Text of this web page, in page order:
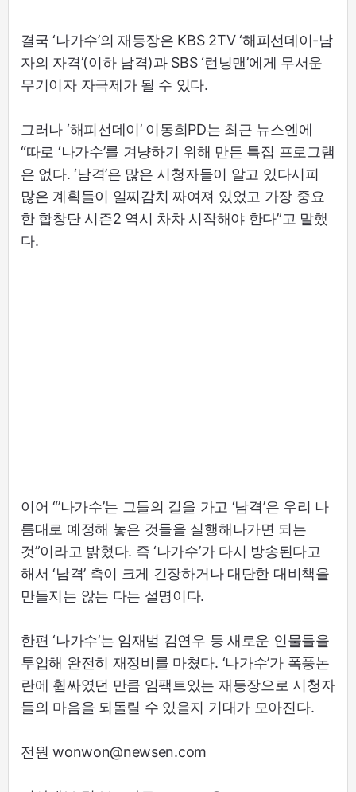
결국 ‘나가수’의 재등장은 KBS 2TV ‘해피선데이-남
자의 자격’(이하 남격)과 SBS ‘런닝맨’에게 무서운
무기이자 자극제가 될 수 있다.
그러나 ‘해피선데이’ 이동희PD는 최근 뉴스엔에
“따로 ‘나가수’를 겨냥하기 위해 만든 특집 프로그램
은 없다. ‘남격’은 많은 시청자들이 알고 있다시피
많은 계획들이 일찌감치 짜여져 있었고 가장 중요
한 합창단 시즌2 역시 차차 시작해야 한다”고 말했
다.
이어 “’나가수’는 그들의 길을 가고 ‘남격’은 우리 나
름대로 예정해 놓은 것들을 실행해나가면 되는
것”이라고 밝혔다. 즉 ‘나가수’가 다시 방송된다고
해서 ‘남격’ 측이 크게 긴장하거나 대단한 대비책을
만들지는 않는 다는 설명이다.
한편 ‘나가수’는 임재범 김연우 등 새로운 인물들을
투입해 완전히 재정비를 마쳤다. ‘나가수’가 폭풍논
란에 휩싸였던 만큼 임팩트있는 재등장으로 시청자
들의 마음을 되돌릴 수 있을지 기대가 모아진다.
전원 wonwon@newsen.com